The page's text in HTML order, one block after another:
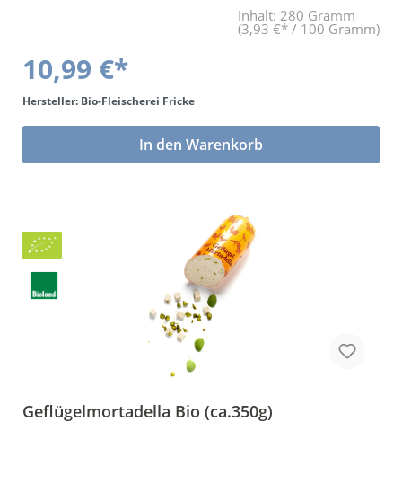
Inhalt: 280 Gramm
(3,93 €* / 100 Gramm)
10,99 €*
Hersteller: Bio-Fleischerei Fricke
In den Warenkorb
Bio
BLa
Geflügelmortadella Bio (ca.350g)